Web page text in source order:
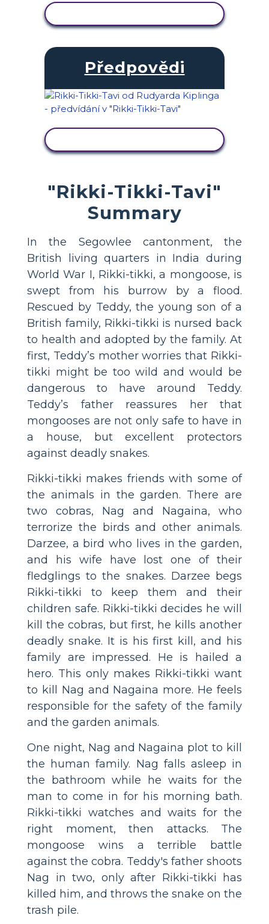
Předpovědi
"Rikki-Tikki-Tavi"
Summary
In the Segowlee cantonment, the
British living quarters in India during
World War I, Rikki-tikki, a mongoose, is
swept from his burrow by a flood.
Rescued by Teddy, the young son of a
British family, Rikki-tikki is nursed back
to health and adopted by the family. At
first, Teddy’s mother worries that Rikki-
tikki might be too wild and would be
dangerous to have around Teddy.
Teddy’s father reassures her that
mongooses are not only safe to have in
a house, but excellent protectors
against deadly snakes.
Rikki-tikki makes friends with some of
the animals in the garden. There are
two cobras, Nag and Nagaina, who
terrorize the birds and other animals.
Darzee, a bird who lives in the garden,
and his wife have lost one of their
fledglings to the snakes. Darzee begs
Rikki-tikki to keep them and their
children safe. Rikki-tikki decides he will
kill the cobras, but first, he kills another
deadly snake. It is his first kill, and his
family are impressed. He is hailed a
hero. This only makes Rikki-tikki want
to kill Nag and Nagaina more. He feels
responsible for the safety of the family
and the garden animals.
One night, Nag and Nagaina plot to kill
the human family. Nag falls asleep in
the bathroom while he waits for the
man to come in for his morning bath.
Rikki-tikki watches and waits for the
right moment, then attacks. The
mongoose wins a terrible battle
against the cobra. Teddy's father shoots
Nag in two, only after Rikki-tikki has
killed him, and throws the snake on the
trash pile.